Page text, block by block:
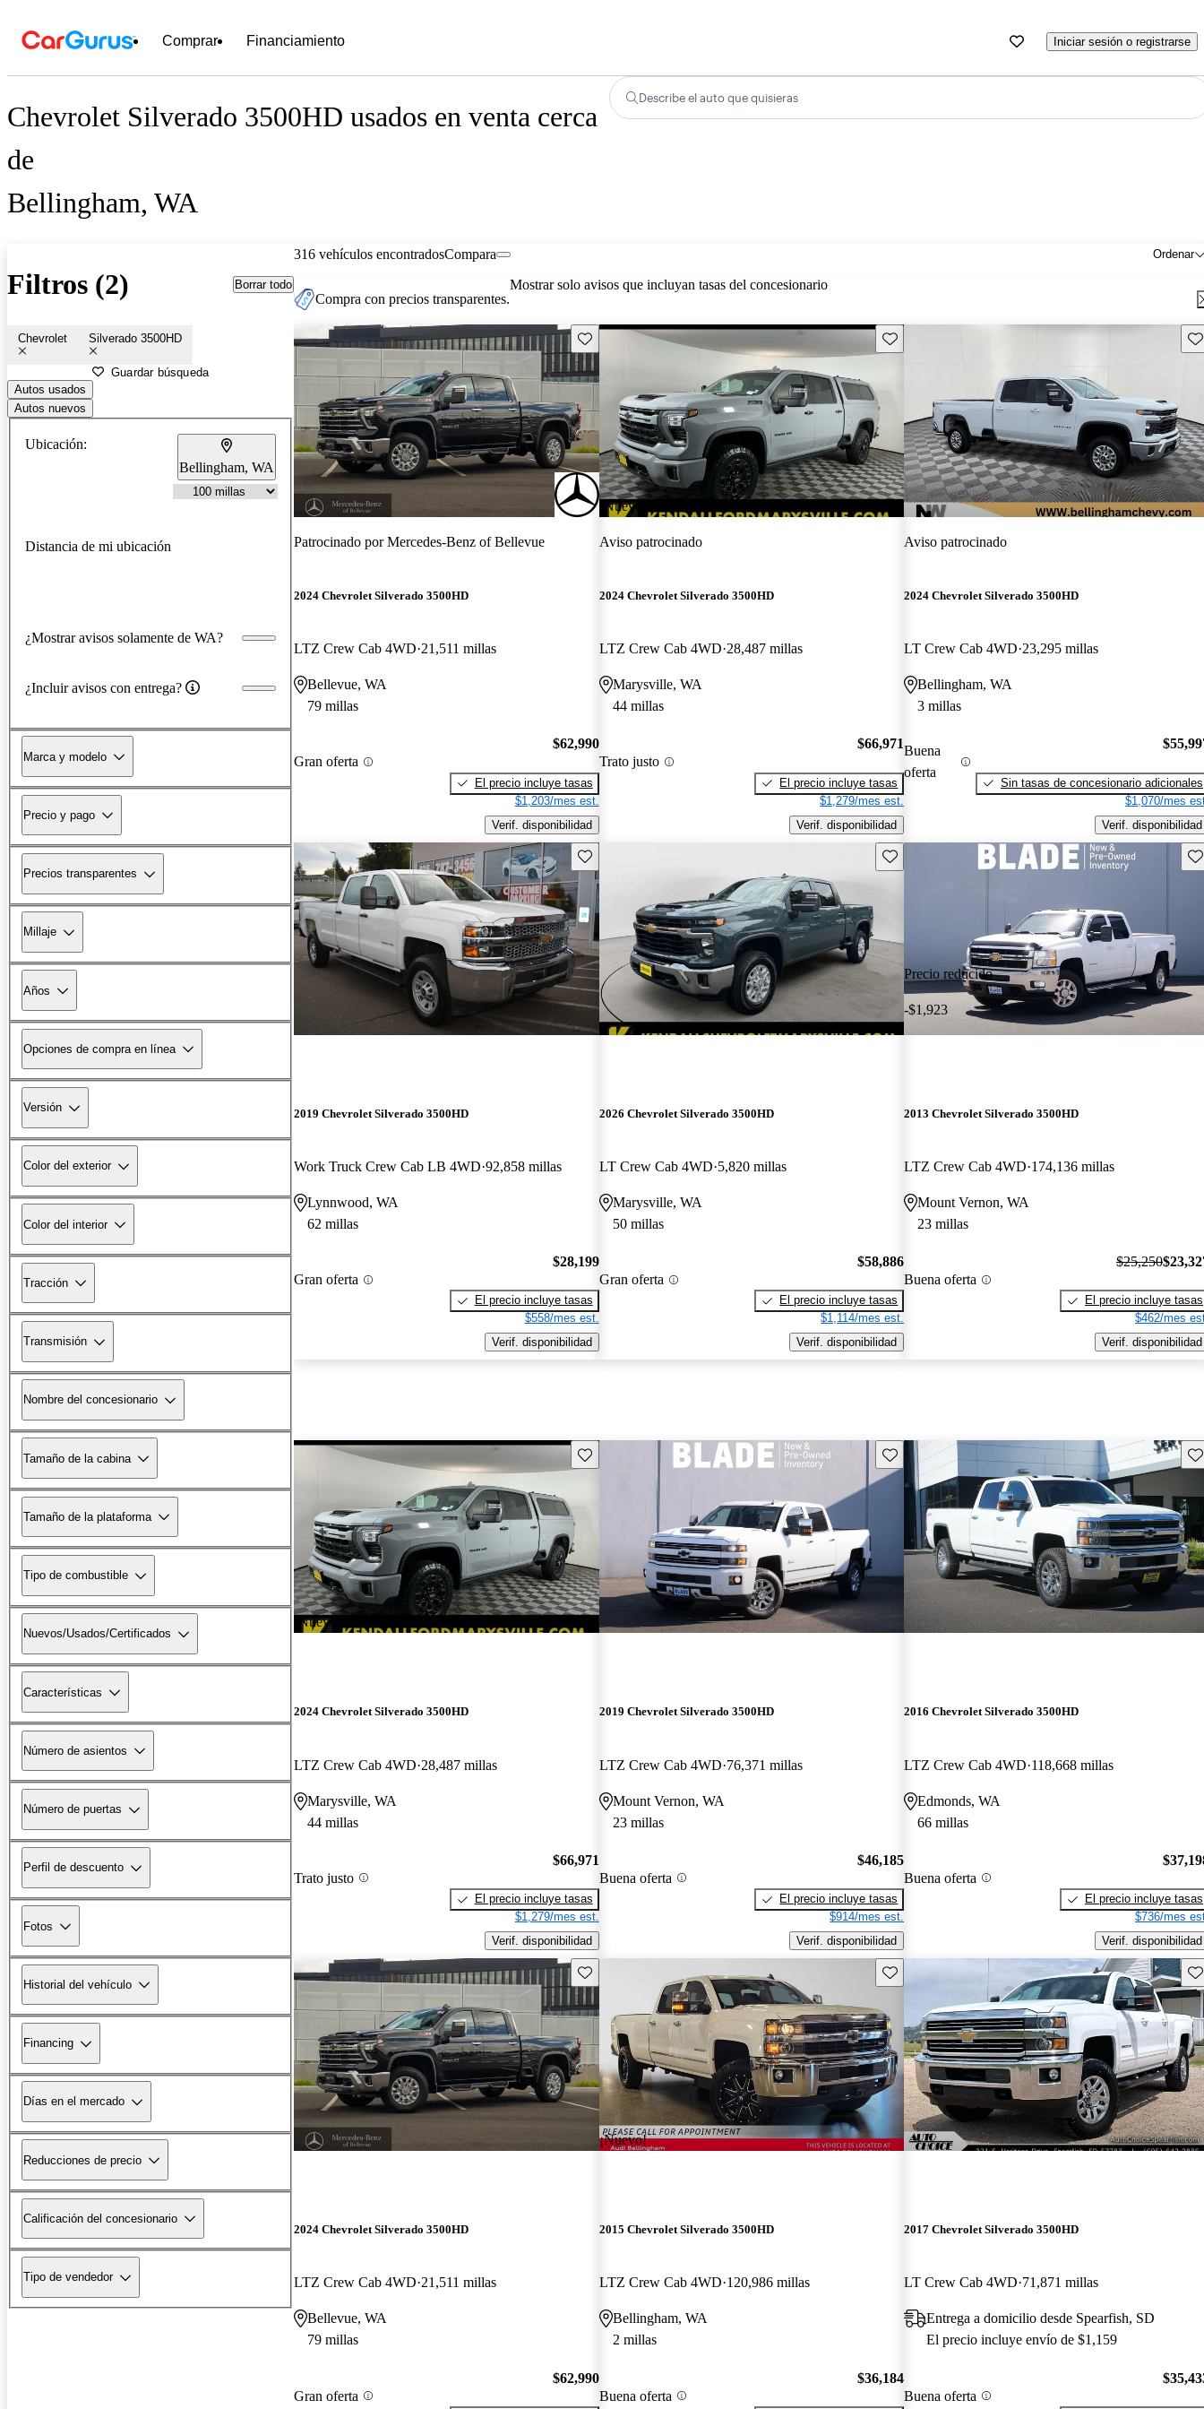
Comprar Financiamiento Iniciar sesión o registrarse
Chevrolet Silverado 3500HD usados en venta cerca
de
Bellingham, WA
Describe el auto que quisieras
Filtros (2) Borrar todo
Chevrolet Silverado 3500HD
Guardar búsqueda
Autos usados
Autos nuevos
Ubicación:
Bellingham, WA
Distancia de mi ubicación
¿Mostrar avisos solamente de WA?
¿Incluir avisos con entrega?
Marca y modelo
Precio y pago
Precios transparentes
Millaje
Años
Opciones de compra en línea
Versión
Color del exterior
Color del interior
Tracción
Transmisión
Nombre del concesionario
Tamaño de la cabina
Tamaño de la plataforma
Tipo de combustible
Nuevos/Usados/Certificados
Características
Número de asientos
Número de puertas
Perfil de descuento
Fotos
Historial del vehículo
Financing
Días en el mercado
Reducciones de precio
Calificación del concesionario
Tipo de vendedor
316 vehículos encontrados Ordenar
Compara
Compra con precios transparentes.
Mostrar solo avisos que incluyan tasas del concesionario
Guarda este Aviso
Patrocinado porMercedes-Benz of Bellevue
2024 Chevrolet Silverado 3500HD
LTZ Crew Cab 4WD 21,511 millas
Bellevue, WA
79 millas
Gran oferta
$62,990
El precio incluye tasas
$1,203/mes est.
Verif. disponibilidad
¡Nuevo!
Guarda este Aviso
Aviso patrocinado
2024 Chevrolet Silverado 3500HD
LTZ Crew Cab 4WD 28,487 millas
Marysville, WA
44 millas
Trato justo
$66,971
El precio incluye tasas
$1,279/mes est.
Verif. disponibilidad
Aviso patrocinado
2024 Chevrolet Silverado 3500HD
LT Crew Cab 4WD 23,295 millas
Bellingham, WA
3 millas
Buena
oferta
Sin tasas de concesionario adicionales
$1,070/mes
Verif. disponibilidad
Guarda este Aviso
2019 Chevrolet Silverado 3500HD
Work Truck Crew Cab LB 4WD 92,858 millas
Lynnwood, WA
62 millas
Gran oferta
$28,199
El precio incluye tasas
$558/mes est.
Verif. disponibilidad
Guarda este Aviso
2026 Chevrolet Silverado 3500HD
LT Crew Cab 4WD 5,820 millas
Marysville, WA
50 millas
Gran oferta
$58,886
El precio incluye tasas
$1,114/mes est.
Verif. disponibilidad
Precio reducido
-$1,923
2013 Chevrolet Silverado 3500HD
LTZ Crew Cab 4WD 174,136 millas
Mount Vernon, WA
23 millas
Buena oferta
$25,250
El precio incluye tasas
$462/mes
Verif. disponibilidad
¡Nuevo!
Guarda este Aviso
2024 Chevrolet Silverado 3500HD
LTZ Crew Cab 4WD 28,487 millas
Marysville, WA
44 millas
Trato justo
$66,971
El precio incluye tasas
$1,279/mes est.
Verif. disponibilidad
Guarda este Aviso
2019 Chevrolet Silverado 3500HD
LTZ Crew Cab 4WD 76,371 millas
Mount Vernon, WA
23 millas
Buena oferta
$46,185
El precio incluye tasas
$914/mes est.
Verif. disponibilidad
2016 Chevrolet Silverado 3500HD
LTZ Crew Cab 4WD 118,668 millas
Edmonds, WA
66 millas
Buena oferta
El precio incluye tasas
$736/mes
Verif. disponibilidad
Guarda este Aviso
2024 Chevrolet Silverado 3500HD
LTZ Crew Cab 4WD 21,511 millas
Bellevue, WA
79 millas
Gran oferta
$62,990
¡Nuevo!
Guarda este Aviso
2015 Chevrolet Silverado 3500HD
LTZ Crew Cab 4WD 120,986 millas
Bellingham, WA
2 millas
Buena oferta
$36,184
2017 Chevrolet Silverado 3500HD
LT Crew Cab 4WD 71,871 millas
Entrega a domicilio desde Spearfish, SD
El precio incluye envío de $1,159
Buena oferta